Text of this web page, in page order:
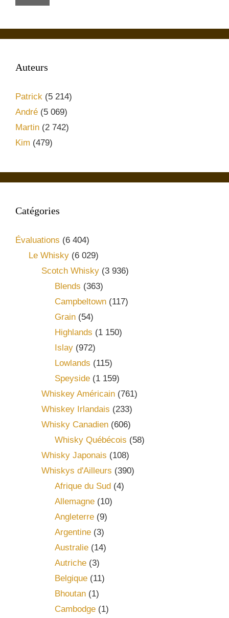
Auteurs
Patrick (5 214)
André (5 069)
Martin (2 742)
Kim (479)
Catégories
Évaluations (6 404)
Le Whisky(6 029)
Scotch Whisky (3 936)
Blends (363)
Campbeltown(117)
Grain(54)
Highlands (1 150)
Islay(972)
Lowlands (115)
Speyside(1 159)
Whiskey Américain (761)
Whiskey Irlandais (233)
Whisky Canadien (606)
Whisky Québécois (58)
Whisky Japonais (108)
Whiskys d'Ailleurs (390)
Afrique du Sud (4)
Allemagne(10)
Angleterre(9)
Argentine(3)
Australie(14)
Autriche(3)
Belgique(11)
Bhoutan(1)
Cambodge(1)